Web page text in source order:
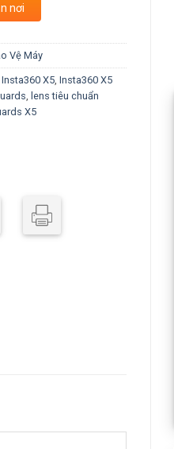
nơi
Vệ Máy
X5, Insta360 X5
lens tiêu chuẩn
X5